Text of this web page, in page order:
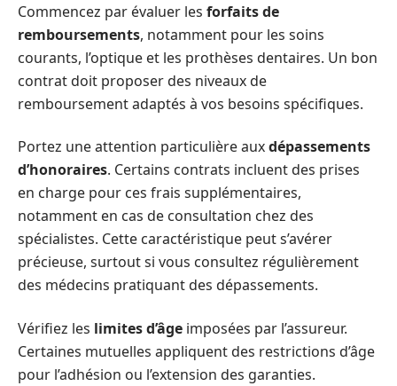
Commencez par évaluer les forfaits de
remboursements, notamment pour les soins
courants, l’optique et les prothèses dentaires. Un bon
contrat doit proposer des niveaux de
remboursement adaptés à vos besoins spécifiques.
Portez une attention particulière auxdépassements
d’honoraires. Certains contrats incluent des prises
en charge pour ces frais supplémentaires,
notamment en cas de consultation chez des
spécialistes. Cette caractéristique peut s’avérer
précieuse, surtout si vous consultez régulièrement
des médecins pratiquant des dépassements.
Vérifiez les limites d’âge imposées par l’assureur.
Certaines mutuelles appliquent des restrictions d’âge
pour l’adhésion ou l’extension des garanties.